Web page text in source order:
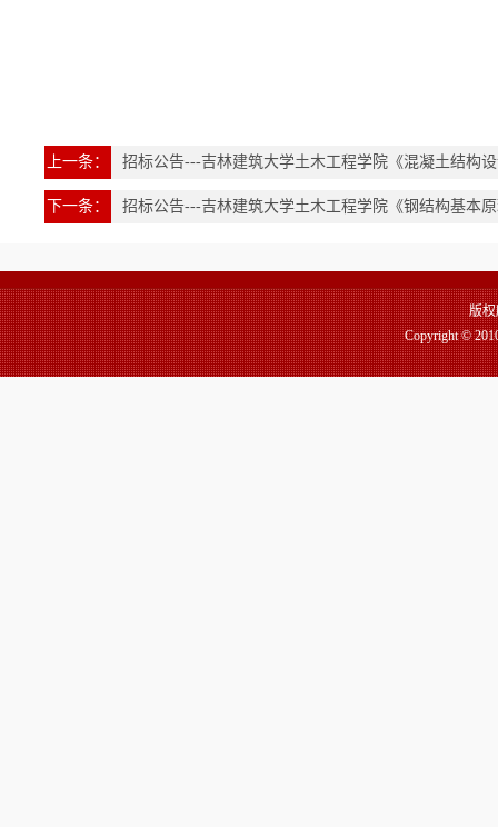
上一条： 招标公告---吉林建筑大学土木工程学院《混凝土结构
下一条： 招标公告---吉林建筑大学土木工程学院《钢结构基本
版
Copyright ©